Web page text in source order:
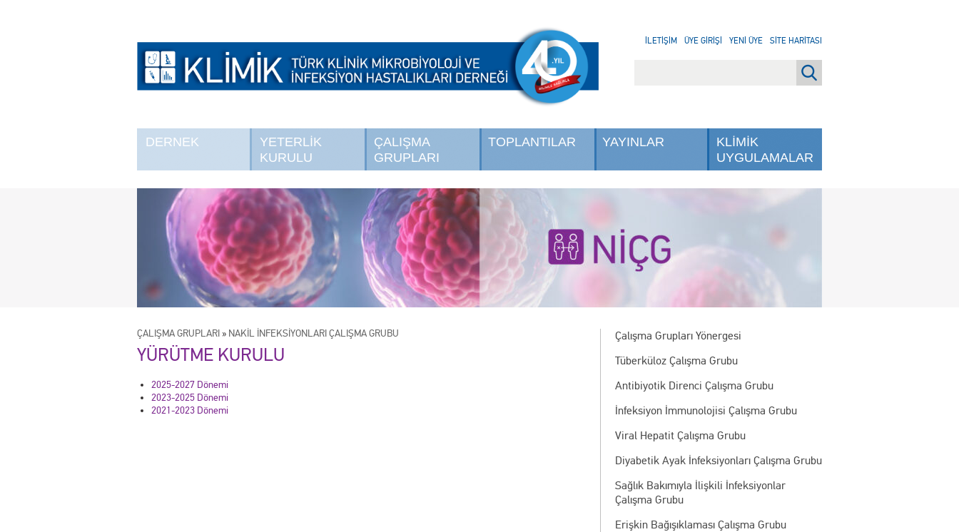
DERNEK
YETERLİK
KURULU
ÇALIŞMA
GRUPLARI
TOPLANTILAR YAYINLAR
KLİMİK
UYGULAMALAR
İLETİŞİM ÜYE GİRİŞİ YENİ ÜYE SİTE HARİTASI
Çalışma Grupları Yönergesi
Tüberküloz Çalışma Grubu
Antibiyotik Direnci Çalışma Grubu
İnfeksiyon İmmunolojisi Çalışma Grubu
Viral Hepatit Çalışma Grubu
Diyabetik Ayak İnfeksiyonları Çalışma Grubu
Sağlık Bakımıyla İlişkili İnfeksiyonlar
Çalışma Grubu
Erişkin Bağışıklaması Çalışma Grubu
ÇALIŞMA GRUPLARI » NAKİL İNFEKSİYONLARI ÇALIŞMA GRUBU
YÜRÜTME KURULU
2025-2027 Dönemi
2023-2025 Dönemi
2021-2023 Dönemi